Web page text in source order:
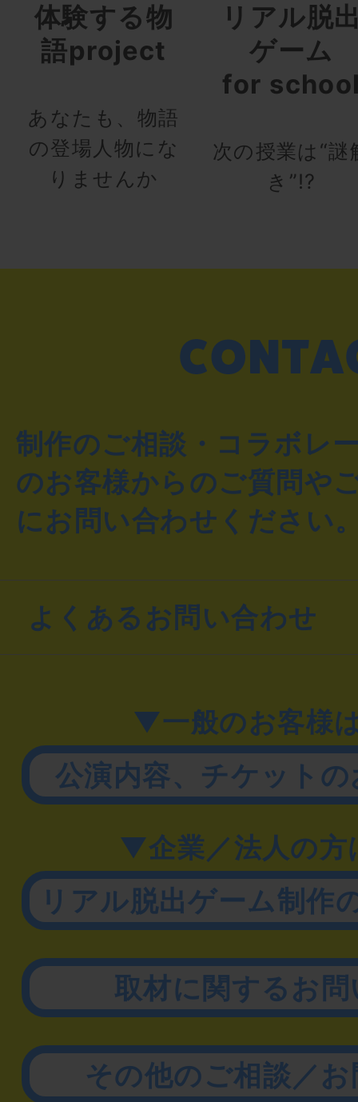
体験する物
語project
あなたも、物語
の登場人物にな
りませんか
リアル脱
ゲーム
for
次の授業は“謎
き”!?
制作のご相談・コラボレ
のお客様からのご質問や
にお問い合わせください
よくあるお問い合わせ
▼一般のお客様
公演内容、チケット
▼企業／法人の方
リアル脱出ゲーム制作
取材に関するお
その他のご相談／